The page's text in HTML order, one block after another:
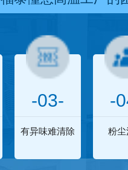
-03-
有异味难清除
-
粉尘